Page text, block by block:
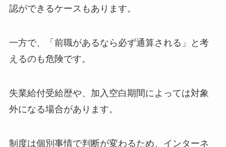
認ができるケースもあります。
一方で、「前職があるなら必ず通算される」と考
えるのも危険です。
失業給付受給歴や、加入空白期間によっては対象
外になる場合があります。
制度は個別事情で判断が変わるため、インターネ